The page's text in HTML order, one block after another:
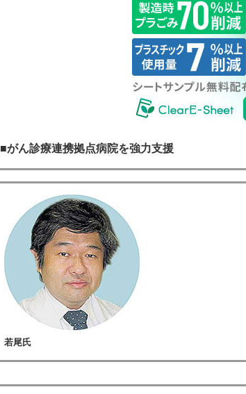
■がん診療連携拠点病院を強力支援
若尾氏